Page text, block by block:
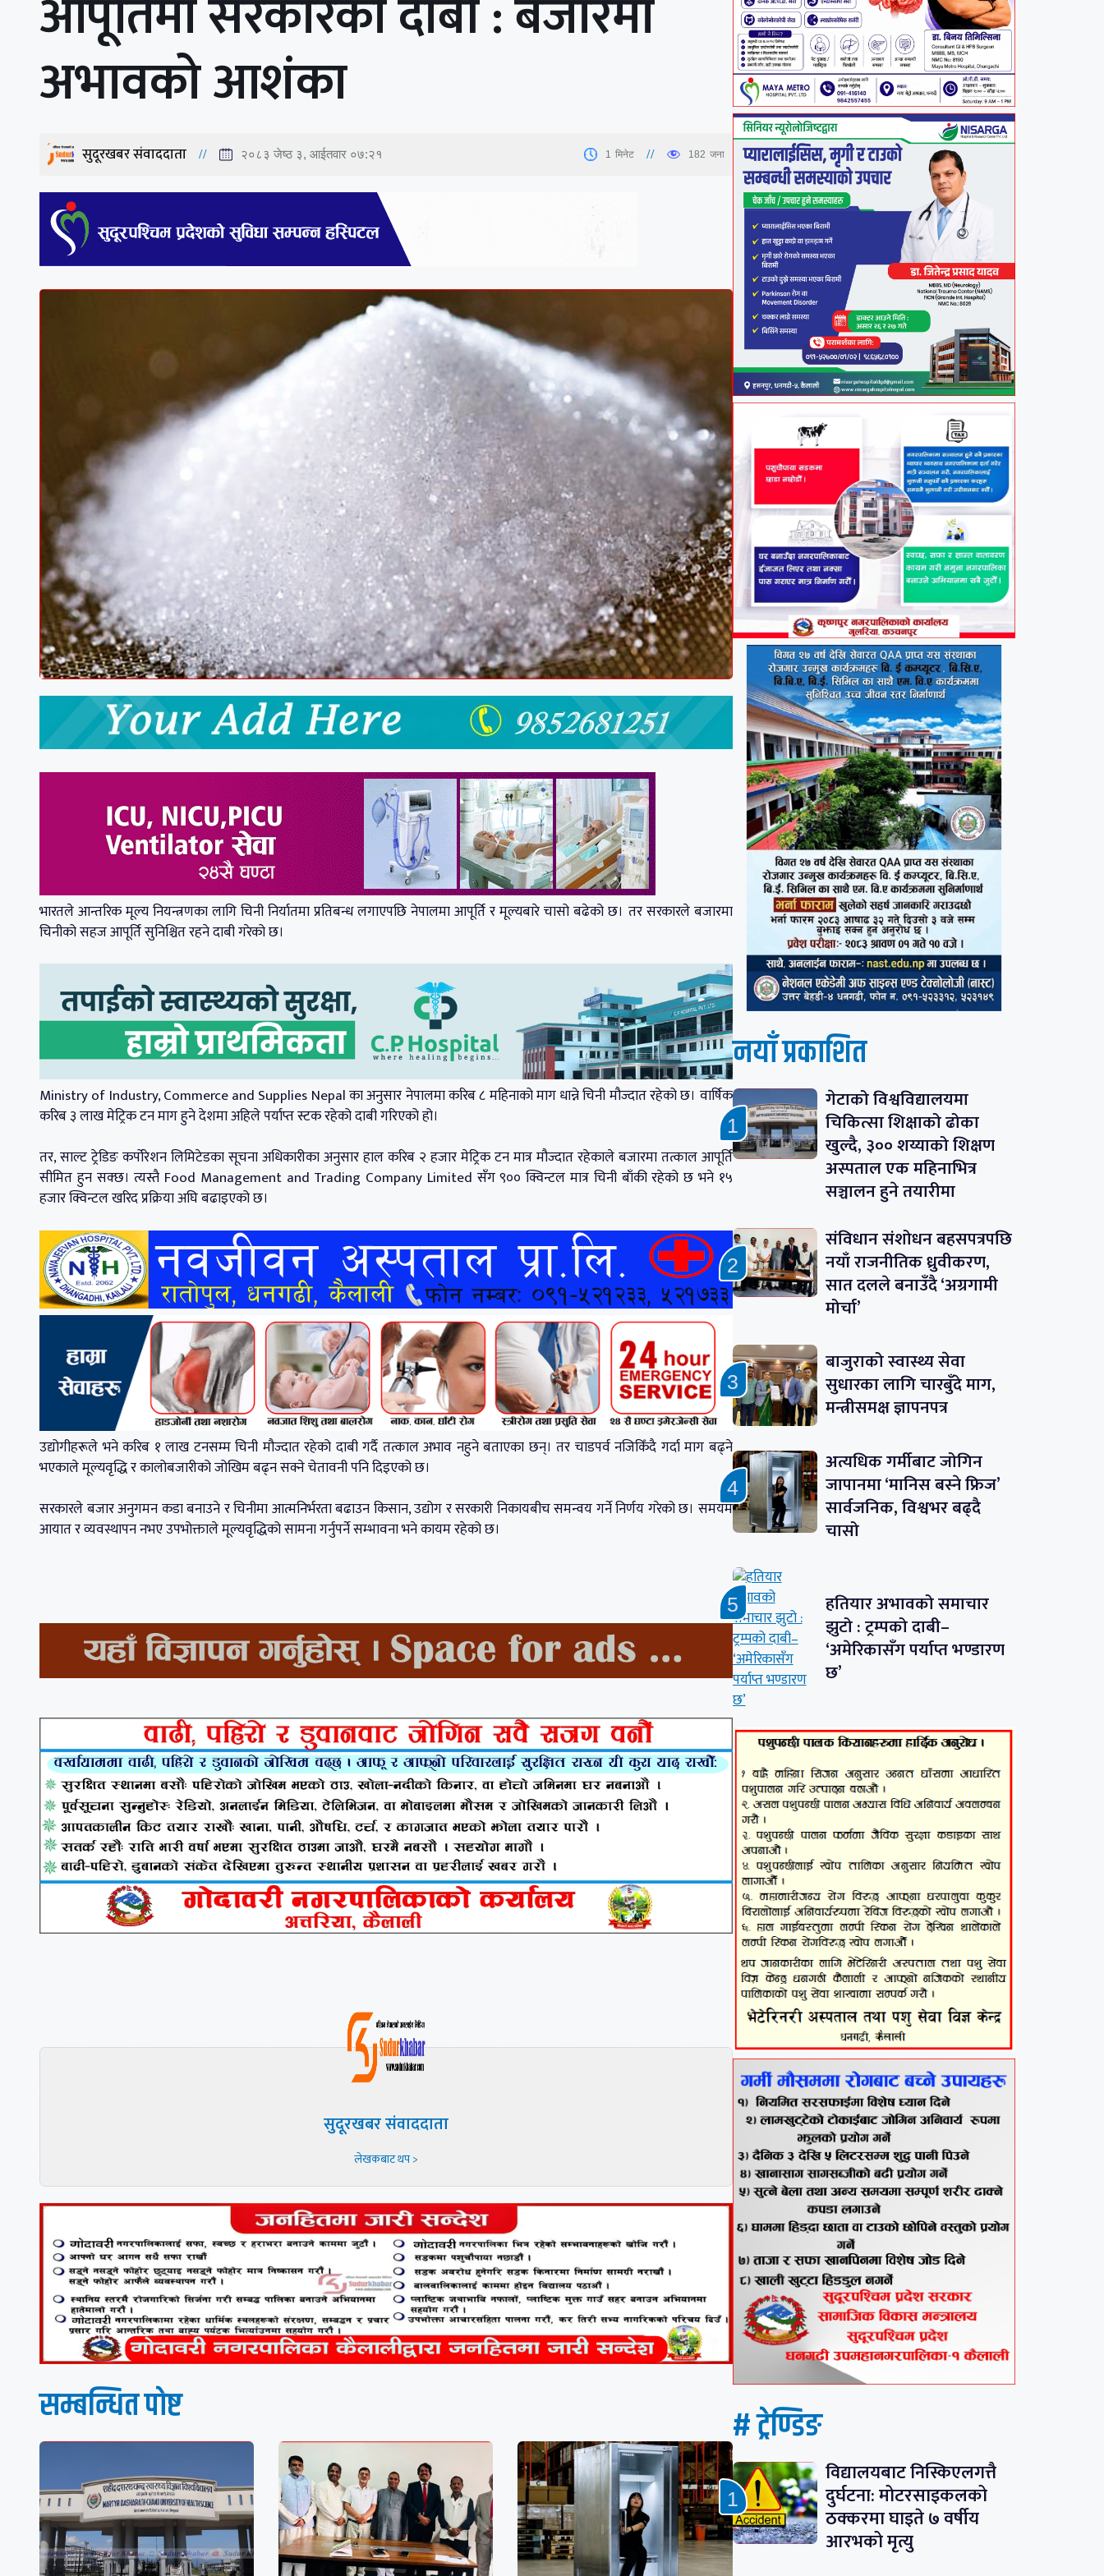
आपूर्तिमा सरकारको दाबी : बजारमा
अभावको आशंका
सुदूरखबर संवाददाता २०८३ जेष्ठ ३, आईतवार ०७:२१ 1 मिनेट 182 जना
भारतले आन्तरिक मूल्य नियन्त्रणका लागि चिनी निर्यातमा प्रतिबन्ध लगाएपछि नेपालमा आपूर्ति र मूल्यबारे चासो बढेको छ। तर सरकारले बजारमा
चिनीको सहज आपूर्ति सुनिश्चित रहने दाबी गरेको छ।
Ministry of Industry, Commerce and Supplies Nepal का अनुसार नेपालमा करिब ८ महिनाको माग धान्ने चिनी मौज्दात रहेको छ। वार्षिक
करिब ३ लाख मेट्रिक टन माग हुने देशमा अहिले पर्याप्त स्टक रहेको दाबी गरिएको हो।
तर, साल्ट ट्रेडिङ कर्पोरेशन लिमिटेडका सूचना अधिकारीका अनुसार हाल करिब २ हजार मेट्रिक टन मात्र मौज्दात रहेकाले बजारमा तत्काल आपूर्ति
सीमित हुन सक्छ। त्यस्तै Food Management and Trading Company Limited सँग ९०० क्विन्टल मात्र चिनी बाँकी रहेको छ भने १५
हजार क्विन्टल खरिद प्रक्रिया अघि बढाइएको छ।
उद्योगीहरूले भने करिब १ लाख टनसम्म चिनी मौज्दात रहेको दाबी गर्दै तत्काल अभाव नहुने बताएका छन्। तर चाडपर्व नजिकिँदै गर्दा माग बढ्ने
भएकाले मूल्यवृद्धि र कालोबजारीको जोखिम बढ्न सक्ने चेतावनी पनि दिइएको छ।
सरकारले बजार अनुगमन कडा बनाउने र चिनीमा आत्मनिर्भरता बढाउन किसान, उद्योग र सरकारी निकायबीच समन्वय गर्ने निर्णय गरेको छ। समयमै
आयात र व्यवस्थापन नभए उपभोक्ताले मूल्यवृद्धिको सामना गर्नुपर्ने सम्भावना भने कायम रहेको छ।
सुदूरखबर संवाददाता
लेखकबाट थप >
सम्बन्धित पाेष्ट
नयाँ प्रकाशित
गेटाको विश्वविद्यालयमा
चिकित्सा शिक्षाको ढोका
खुल्दै, ३०० शय्याको शिक्षण
अस्पताल एक महिनाभित्र
सञ्चालन हुने तयारीमा
संविधान संशोधन बहसपत्रपछि
नयाँ राजनीतिक ध्रुवीकरण,
सात दलले बनाउँदै ‘अग्रगामी
मोर्चा’
बाजुराको स्वास्थ्य सेवा
सुधारका लागि चारबुँदे माग,
मन्त्रीसमक्ष ज्ञापनपत्र
अत्यधिक गर्मीबाट जोगिन
जापानमा ‘मानिस बस्ने फ्रिज’
सार्वजनिक, विश्वभर बढ्दै
चासो
हतियार अभावको समाचार
झुटो : ट्रम्पको दाबी–
‘अमेरिकासँग पर्याप्त भण्डारण
छ’
# ट्रेण्डिङ
विद्यालयबाट निस्किएलगत्तै
दुर्घटना: मोटरसाइकलको
ठक्करमा घाइते ७ वर्षीय
आरभको मृत्यु